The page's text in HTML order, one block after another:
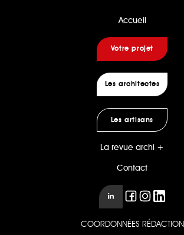
Accueil
Votre projet
Les architectes
Les artisans
La revue archi +
Contact
COORDONNÉES RÉDACTION